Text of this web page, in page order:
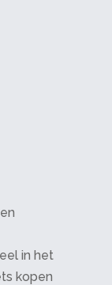
in het
kopen